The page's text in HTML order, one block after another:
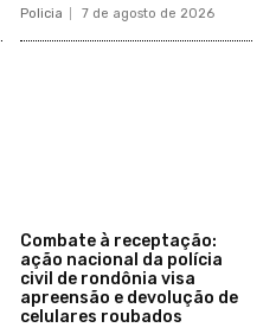
Policia 7 de agosto de 2026
Combate à receptação:
ação nacional da polícia
civil de rondônia visa
apreensão e devolução de
celulares roubados